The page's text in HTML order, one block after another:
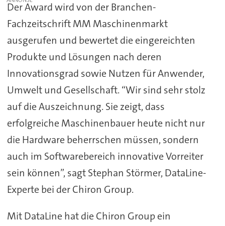
Der Award wird von der Branchen-
Fachzeitschrift MM Maschinenmarkt
ausgerufen und bewertet die eingereichten
Produkte und Lösungen nach deren
Innovationsgrad sowie Nutzen für Anwender,
Umwelt und Gesellschaft. “Wir sind sehr stolz
auf die Auszeichnung. Sie zeigt, dass
erfolgreiche Maschinenbauer heute nicht nur
die Hardware beherrschen müssen, sondern
auch im Softwarebereich innovative Vorreiter
sein können”, sagt Stephan Störmer, DataLine-
Experte bei der Chiron Group.
Mit DataLine hat die Chiron Group ein